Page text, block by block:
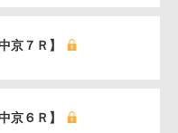
京７Ｒ】
京６Ｒ】